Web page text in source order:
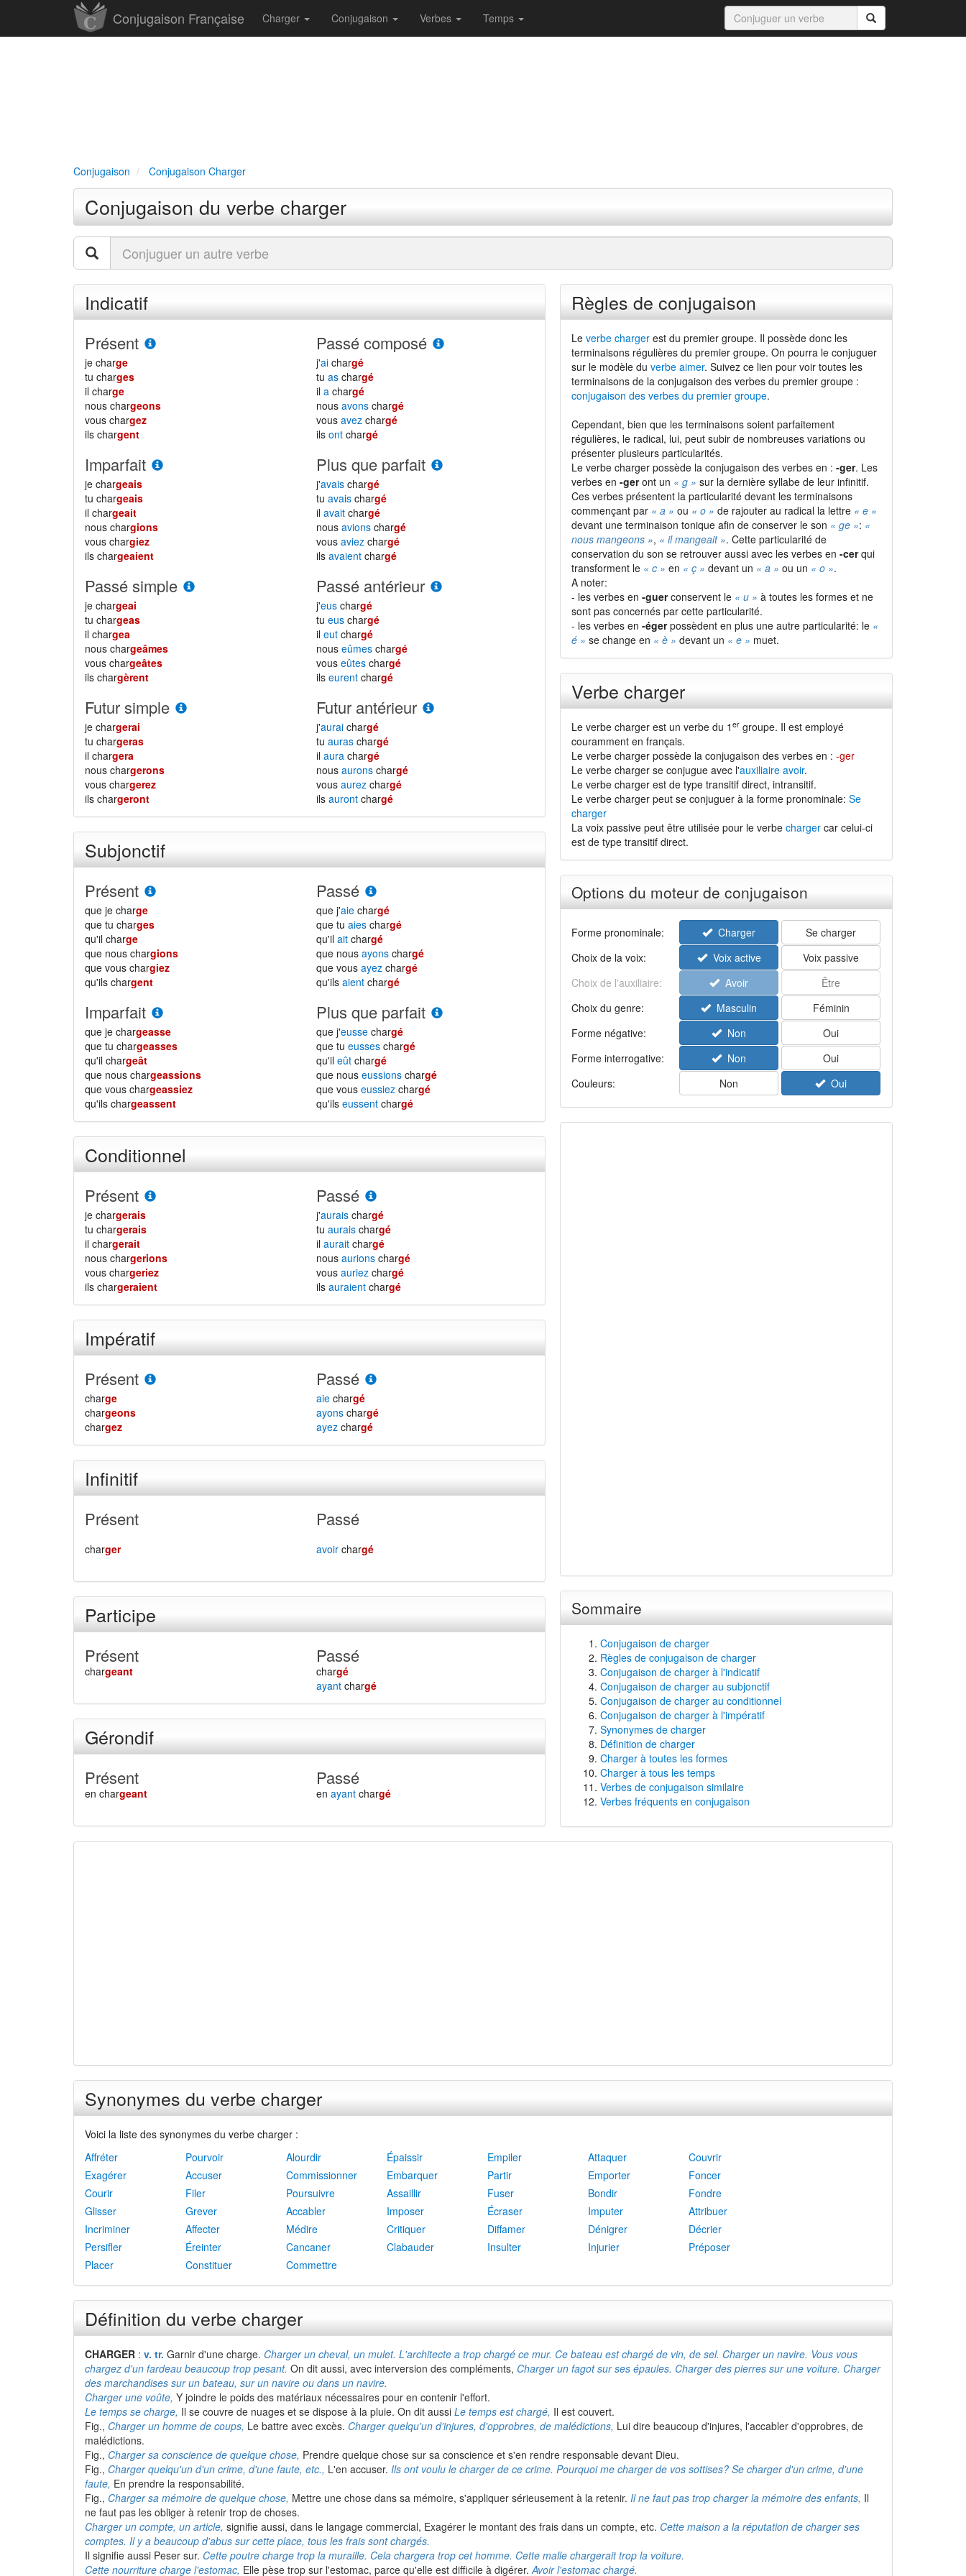
Conjugaison Française Charger Conjugaison Verbes Temps
Conjugaison Conjugaison Charger
Conjugaison du verbe charger
Indicatif
Présent
je charge
tu charges
il charge
nous chargeons
vous chargez
ils chargent
Passé composé
j'ai chargé
tuas chargé
ila chargé
nousavons chargé
vousavez chargé
ilsont chargé
Imparfait
je chargeais
tu chargeais
il chargeait
nous chargions
vous chargiez
ils chargeaient
Plus que parfait
j'avais chargé
tuavais chargé
ilavait chargé
nousavions chargé
vousaviez chargé
ilsavaient chargé
Passé simple
je chargeai
tu chargeas
il chargea
nous chargeâmes
vous chargeâtes
ils chargèrent
Passé antérieur
j'eus chargé
tueus chargé
ileut chargé
nouseûmes chargé
vouseûtes chargé
ilseurent chargé
Futur simple
je chargerai
tu chargeras
il chargera
nous chargerons
vous chargerez
ils chargeront
Futur antérieur
j'aurai chargé
tuauras chargé
ilaura chargé
nousaurons chargé
vousaurez chargé
ilsauront chargé
Subjonctif
Présent
que je charge
que tu charges
qu'il charge
que nous chargions
que vous chargiez
qu'ils chargent
Passé
que j'aie chargé
que tuaies chargé
qu'ilait chargé
que nousayons chargé
que vousayez chargé
qu'ilsaient chargé
Imparfait
que je chargeasse
que tu chargeasses
qu'il chargeât
que nous chargeassions
que vous chargeassiez
qu'ils chargeassent
Plus que parfait
que j'eusse chargé
que tueusses chargé
qu'ileût chargé
que nouseussions chargé
que vouseussiez chargé
qu'ilseussent chargé
Conditionnel
Présent
je chargerais
tu chargerais
il chargerait
nous chargerions
vous chargeriez
ils chargeraient
Passé
j'aurais chargé
tuaurais chargé
ilaurait chargé
nousaurions chargé
vousauriez chargé
ilsauraient chargé
Impératif
Présent
charge
chargeons
chargez
Passé
aie chargé
ayons chargé
ayez chargé
Infinitif
Présent
charger
Passé
avoir chargé
Participe
Présent
chargeant
Passé
chargé
ayant chargé
Gérondif
Présent
en chargeant
Passé
enayant chargé
Règles de conjugaison
Le verbe chargerest du premier groupe. Il possède donc les
terminaisons régulières du premier groupe. On pourra le conjuguer
sur le modèle du verbe aimer. Suivez ce lien pour voir toutes les
terminaisons de la conjugaison des verbes du premier groupe :
conjugaison des verbes du premier groupe.
Cependant, bien que les terminaisons soient parfaitement
régulières, le radical, lui, peut subir de nombreuses variations ou
présenter plusieurs particularités.
Le verbe charger possède la conjugaison des verbes en : -ger. Les
verbes en -geront un « g » sur la dernière syllabe de leur infinitif.
Ces verbes présentent la particularité devant les terminaisons
commençant par « a » ou « o » de rajouter au radical la lettre « e »
devant une terminaison tonique afin de conserver le son « ge »: «
nous mangeons », « il mangeait ». Cette particularité de
conservation du son se retrouver aussi avec les verbes en -cerqui
transforment le « c » en « ç » devant un « a » ou un « o ».
A noter:
- les verbes en -guerconservent le « u » à toutes les formes et ne
sont pas concernés par cette particularité.
- les verbes en -égerpossèdent en plus une autre particularité: le «
é » se change en « è » devant un « e » muet.
Verbe charger
Le verbe charger est un verbe du 1 ergroupe. Il est employé
couramment en français.
Le verbe charger possède la conjugaison des verbes en : -ger
Le verbe charger se conjugue avec l'auxiliaire avoir.
Le verbe charger est de type transitif direct, intransitif.
Le verbe charger peut se conjuguer à la forme pronominale: Se
charger
La voix passive peut être utilisée pour le verbe chargercar celui-ci
est de type transitif direct.
Options du moteur de conjugaison
Forme pronominale: Charger
Se charger
Choix de la voix:
Voix active
Voix passive
Choix de l'auxiliaire:
Avoir
Être
Choix du genre:
Masculin
Féminin
Forme négative:
Non
Oui
Forme interrogative:
Non
Oui
Couleurs:
Non Oui
Sommaire
Conjugaison de charger
Règles de conjugaison de charger
Conjugaison de charger à l'indicatif
Conjugaison de charger au subjonctif
Conjugaison de charger au conditionnel
Conjugaison de charger à l'impératif
Synonymes de charger
Définition de charger
Charger à toutes les formes
Charger à tous les temps
Verbes de conjugaison similaire
Verbes fréquents en conjugaison
Synonymes du verbe charger
Voici la liste des synonymes du verbe charger :
Affréter
Pourvoir Alourdir Épaissir Empiler Attaquer
Couvrir
Exagérer
Accuser Commissionner Embarquer Partir Emporter
Foncer
Courir
Filer Poursuivre Assaillir Fuser Bondir
Fondre
Glisser
Grever Accabler Imposer Écraser Imputer
Attribuer
Incriminer
Affecter Médire Critiquer Diffamer Dénigrer
Décrier
Persifler
Éreinter Cancaner Clabauder Insulter Injurier
Préposer
Placer
Constituer Commettre
Définition du verbe charger
CHARGER : v. tr. Garnir d'une charge. Charger un cheval, un mulet. L'architecte a trop chargé ce mur. Ce bateau est chargé de vin, de sel. Charger un navire. Vous vous
chargez d'un fardeau beaucoup trop pesant. On dit aussi, avec interversion des compléments, Charger un fagot sur ses épaules. Charger des pierres sur une voiture. Charger
des marchandises sur un bateau, sur un navire ou dans un navire.
Charger une voûte, Y joindre le poids des matériaux nécessaires pour en contenir l'effort.
Le temps se charge, Il se couvre de nuages et se dispose à la pluie. On dit aussi Le temps est chargé, Il est couvert.
Fig., Charger un homme de coups, Le battre avec excès. Charger quelqu'un d'injures, d'opprobres, de malédictions, Lui dire beaucoup d'injures, l'accabler d'opprobres, de
malédictions.
Fig., Charger sa conscience de quelque chose, Prendre quelque chose sur sa conscience et s'en rendre responsable devant Dieu.
Fig., Charger quelqu'un d'un crime, d'une faute, etc., L'en accuser. Ils ont voulu le charger de ce crime. Pourquoi me charger de vos sottises? Se charger d'un crime, d'une
faute, En prendre la responsabilité.
Fig., Charger sa mémoire de quelque chose, Mettre une chose dans sa mémoire, s'appliquer sérieusement à la retenir. Il ne faut pas trop charger la mémoire des enfants, Il
ne faut pas les obliger à retenir trop de choses.
Charger un compte, un article, signifie aussi, dans le langage commercial, Exagérer le montant des frais dans un compte, etc. Cette maison a la réputation de charger ses
comptes. Il y a beaucoup d'abus sur cette place, tous les frais sont chargés.
Il signifie aussi Peser sur. Cette poutre charge trop la muraille. Cela chargera trop cet homme. Cette malle chargerait trop la voiture.
Cette nourriture charge l'estomac, Elle pèse trop sur l'estomac, parce qu'elle est difficile à digérer.Avoir l'estomac chargé.